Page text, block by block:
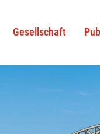
Gesellschaft